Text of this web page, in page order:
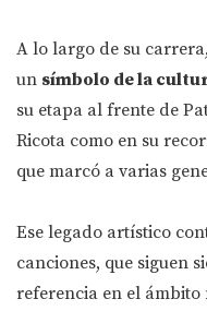
A lo largo de su
un símbolo de la
su etapa al frente de
Ricota como en su
que marcó a varias
Ese legado artístico
canciones, que siguen
referencia en el ámbito